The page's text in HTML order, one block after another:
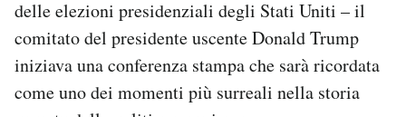
CALENDARIO
delle elezioni presidenziali degli Stati Uniti – il
comitato del presidente uscente Donald Trump
iniziava una conferenza stampa che sarà ricordata
come uno dei momenti più surreali nella storia